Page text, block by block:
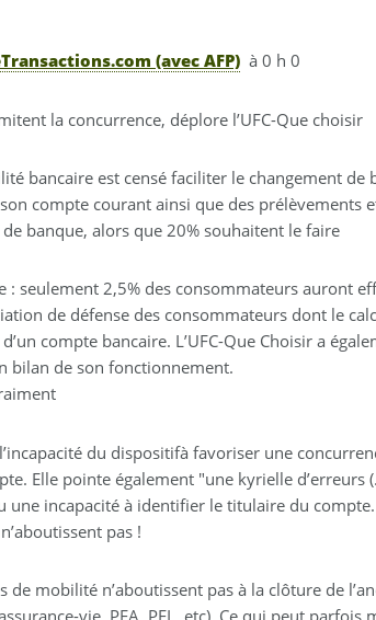
(avec AFP) à 0 h 0
la concurrence, déplore l’UFC-Que choisir
bancaire est censé faciliter le changement
compte courant ainsi que des prélèvements
banque, alors que 20% souhaitent le faire
seulement 2,5% des consommateurs auront
de défense des consommateurs dont le
compte bancaire. L’UFC-Que Choisir a
bilan de son fonctionnement.
du dispositifà favoriser une
Elle pointe également "une kyrielle
une incapacité à identifier le titulaire du compte.
pas !
de mobilité n’aboutissent pas à la clôture de
vie, PEA, PEL, etc). Ce qui peut